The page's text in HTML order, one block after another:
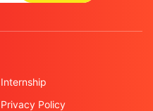
Internship
Privacy Policy